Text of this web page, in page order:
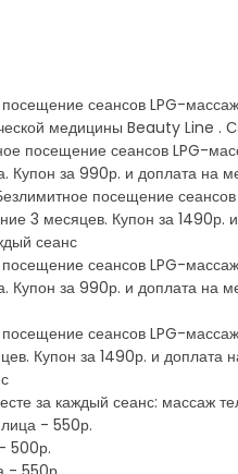
сеансов LPG-
медицины Beauty Line .
посещение сеансов LPG-
Купон за 990р. и доплата на
посещение
3 месяцев. Купон за 1490р.
сеанс
сеансов LPG-
Купон за 990р. и доплата на
сеансов LPG-
Купон за 1490р. и доплата
за каждый сеанс: массаж
- 550р.
500р.